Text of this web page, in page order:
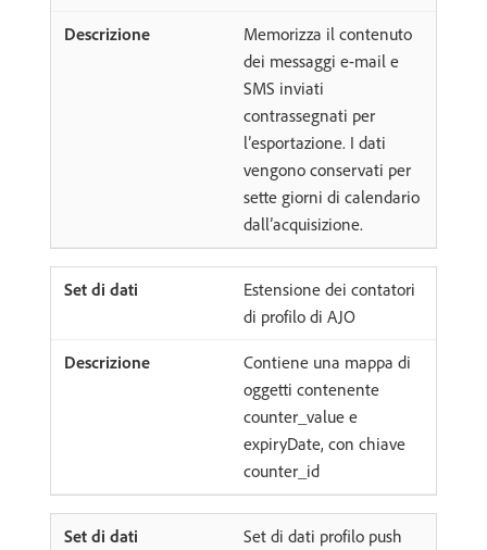
Memorizza il contenuto
dei messaggi e-mail e
SMS inviati
contrassegnati per
l’esportazione. I dati
vengono conservati per
sette giorni di calendario
dall’acquisizione.
Estensione dei contatori
di profilo di AJO
Contiene una mappa di
oggetti contenente
counter_value e
expiryDate, con chiave
counter_id
Set di dati profilo push